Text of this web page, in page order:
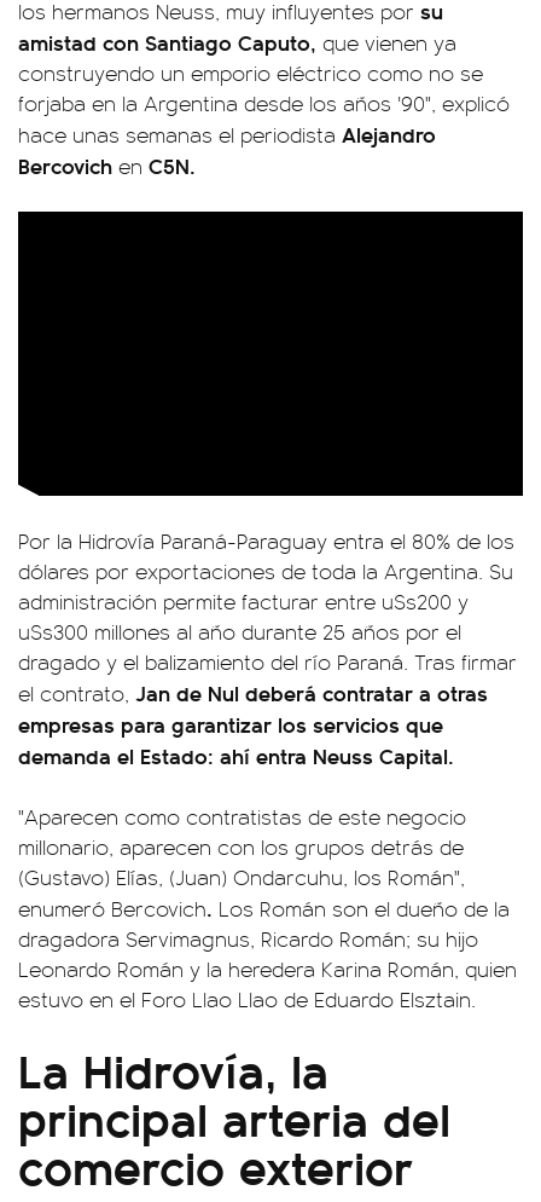
los hermanos Neuss, muy influyentes por su
amistad con Santiago Caputo, que vienen ya
construyendo un emporio eléctrico como no se
forjaba en la Argentina desde los años '90", explicó
hace unas semanas el periodista Alejandro
Bercovich en C5N.
Por la Hidrovía Paraná-Paraguay entra el 80% de los
dólares por exportaciones de toda la Argentina. Su
administración permite facturar entre u$s200 y
u$s300 millones al año durante 25 años por el
dragado y el balizamiento del río Paraná. Tras firmar
el contrato, Jan de Nul deberá contratar a otras
empresas para garantizar los servicios que
demanda el Estado: ahí entra Neuss Capital.
"Aparecen como contratistas de este negocio
millonario, aparecen con los grupos detrás de
(Gustavo) Elías, (Juan) Ondarcuhu, los Román",
enumeró Bercovich. Los Román son el dueño de la
dragadora Servimagnus, Ricardo Román; su hijo
Leonardo Román y la heredera Karina Román, quien
estuvo en el Foro Llao Llao de Eduardo Elsztain.
La Hidrovía, la
principal arteria del
comercio exterior